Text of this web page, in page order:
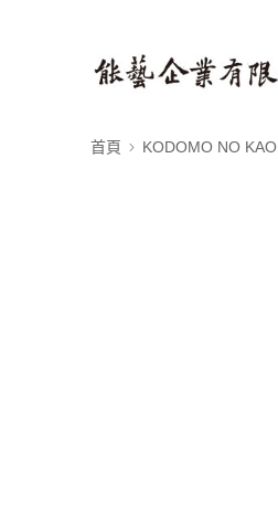
首頁 KODOMO NO KAO